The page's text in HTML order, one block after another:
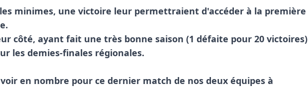
minimes, une victoire leur permettraient d'accéder à la première
côté, ayant fait une très bonne saison (1 défaite pour 20 victoires)
les demies-finales régionales.
en nombre pour ce dernier match de nos deux équipes à